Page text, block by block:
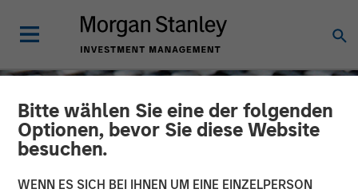
Bitte wählen Sie eine der folgenden
Optionen, bevor Sie diese Website
besuchen.
WENN ES SICH BEI IHNEN UM EINE EINZELPERSON